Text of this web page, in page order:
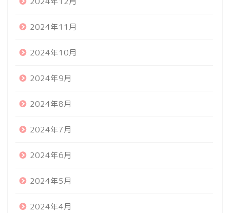
2024年11月
2024年10月
2024年9月
2024年8月
2024年7月
2024年6月
2024年5月
2024年4月